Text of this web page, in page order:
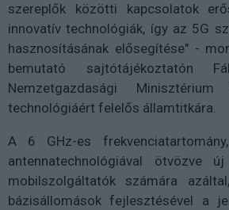
szereplők közötti kapcsolatok
innovatív technológiák, így az 5G
hasznosításának elősegítése" -
bemutató sajtótájékoztatón
Nemzetgazdasági
technológiáért felelős államtitkára.
A 6 GHz-es
antennatechnológiával ötvözve
mobilszolgáltatók számára
bázisállomások fejlesztésével a